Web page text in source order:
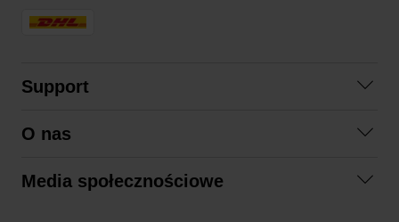
Support
Regulamin zakupów
O nas
Zrównoważony rozwój
Media społecznościowe